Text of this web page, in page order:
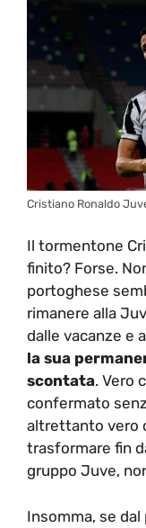
Cristiano Ronaldo
Il tormentone
finito? Forse.
portoghese
rimanere alla
dalle vacanze e
la sua
scontata. Vero
confermato
altrettanto vero
trasformare fin
gruppo Juve,
Insomma, se